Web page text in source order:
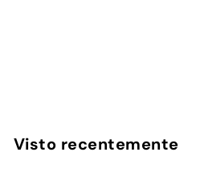
Visto recentemente